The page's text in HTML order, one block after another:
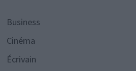
Business
Cinéma
Écrivain